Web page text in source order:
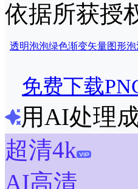
依据所获授
透明泡泡绿色渐变矢量图形泡
免费下载
用AI处理
超清4k
AI高清